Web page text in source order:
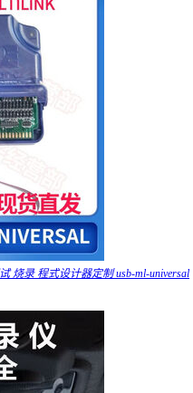
烧录 程式设计器定制 usb-ml-universal